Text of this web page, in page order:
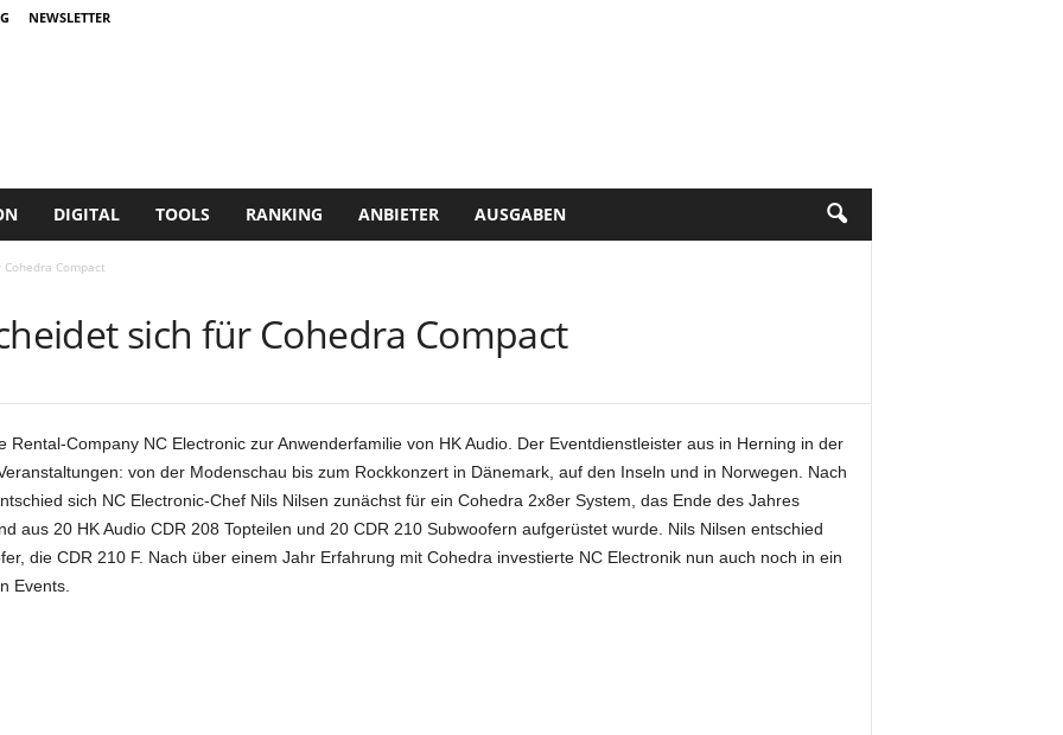
NEWSLETTER
DIGITAL TOOLS RANKING ANBIETER AUSGABEN
Compact
sich für Cohedra Compact
Rental-Company NC Electronic zur Anwenderfamilie von HK Audio. Der Eventdienstleister aus in Herning in der
von der Modenschau bis zum Rockkonzert in Dänemark, auf den Inseln und in Norwegen. Nach
sich NC Electronic-Chef Nils Nilsen zunächst für ein Cohedra 2x8er System, das Ende des Jahres
aus 20 HK Audio CDR 208 Topteilen und 20 CDR 210 Subwoofern aufgerüstet wurde. Nils Nilsen entschied
die CDR 210 F. Nach über einem Jahr Erfahrung mit Cohedra investierte NC Electronik nun auch noch in ein
Events.